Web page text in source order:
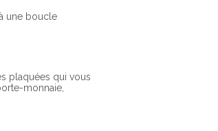
une boucle
plaquées qui vous
monnaie,